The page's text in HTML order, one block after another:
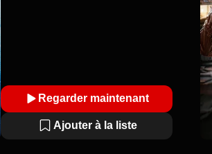
Regarder maintenant
Ajouter à la liste